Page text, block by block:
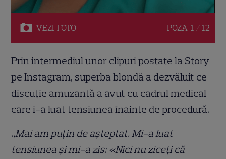
VEZI FOTO POZA 1 / 12
Prin intermediul unor clipuri postate la Story
pe Instagram, superba blondă a dezvăluit ce
discuție amuzantă a avut cu cadrul medical
care i-a luat tensiunea înainte de procedură.
„Mai am puțin de așteptat. Mi-a luat
tensiunea și mi-a zis: «Nici nu ziceți că